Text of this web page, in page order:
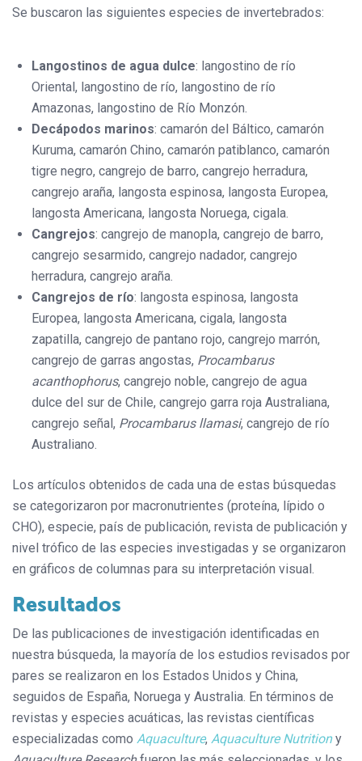
Se buscaron las siguientes especies de invertebrados:
Langostinos de agua dulce: langostino de río
Oriental, langostino de río, langostino de río
Amazonas, langostino de Río Monzón.
Decápodos marinos: camarón del Báltico, camarón
Kuruma, camarón Chino, camarón patiblanco, camarón
tigre negro, cangrejo de barro, cangrejo herradura,
cangrejo araña, langosta espinosa, langosta Europea,
langosta Americana, langosta Noruega, cigala.
Cangrejos: cangrejo de manopla, cangrejo de barro,
cangrejo sesarmido, cangrejo nadador, cangrejo
herradura, cangrejo araña.
Cangrejos de río: langosta espinosa, langosta
Europea, langosta Americana, cigala, langosta
zapatilla, cangrejo de pantano rojo, cangrejo marrón,
cangrejo de garras angostas, Procambarus
acanthophorus, cangrejo noble, cangrejo de agua
dulce del sur de Chile, cangrejo garra roja Australiana,
cangrejo señal, Procambarus llamasi, cangrejo de río
Australiano.
Los artículos obtenidos de cada una de estas búsquedas
se categorizaron por macronutrientes (proteína, lípido o
CHO), especie, país de publicación, revista de publicación y
nivel trófico de las especies investigadas y se organizaron
en gráficos de columnas para su interpretación visual.
Resultados
De las publicaciones de investigación identificadas en
nuestra búsqueda, la mayoría de los estudios revisados por
pares se realizaron en los Estados Unidos y China,
seguidos de España, Noruega y Australia. En términos de
revistas y especies acuáticas, las revistas científicas
especializadas como Aquaculture, Aquaculture Nutritiony